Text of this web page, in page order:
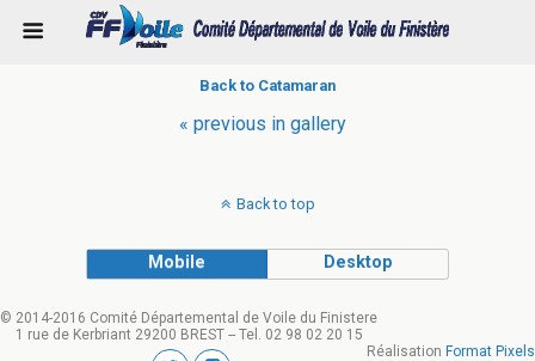
Back to Catamaran
« previous in gallery
Back to top
Mobile Desktop
© 2014-2016 Comité Départemental de Voile du Finistere
1 rue de Kerbriant 29200 BREST -- Tel. 02 98 02 20 15
Réalisation Format Pixels